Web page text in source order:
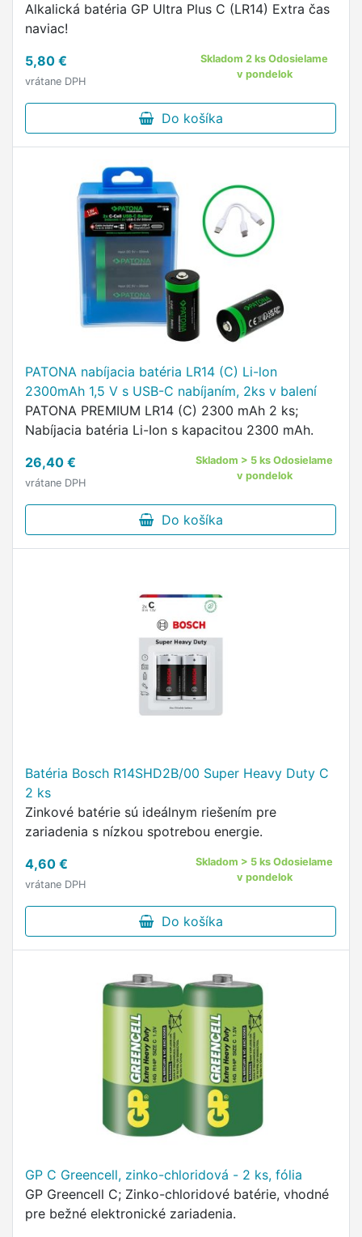
Alkalická batéria GP Ultra Plus C (LR14) Extra čas
naviac!
5,80 €
vrátane DPH
Skladom 2 ks Odosielame
v pondelok
Do košíka
PATONA nabíjacia batéria LR14 (C) Li-lon
2300mAh 1,5 V s USB-C nabíjaním, 2ks v balení
PATONA PREMIUM LR14 (C) 2300 mAh 2 ks;
Nabíjacia batéria Li-Ion s kapacitou 2300 mAh.
26,40 €
vrátane DPH
Skladom > 5 ks Odosielame
v pondelok
Do košíka
Batéria Bosch R14SHD2B/00 Super Heavy Duty C
2 ks
Zinkové batérie sú ideálnym riešením pre
zariadenia s nízkou spotrebou energie.
4,60 €
vrátane DPH
Skladom > 5 ks Odosielame
v pondelok
Do košíka
GP C Greencell, zinko-chloridová - 2 ks, fólia
GP Greencell C; Zinko-chloridové batérie, vhodné
pre bežné elektronické zariadenia.